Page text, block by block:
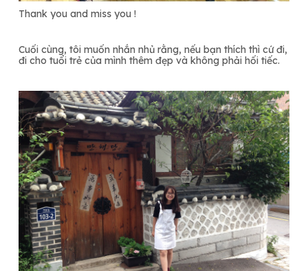
Thank you and miss you !
Cuối cùng, tôi muốn nhắn nhủ rằng, nếu bạn thích thì cứ đi,
đi cho tuổi trẻ của mình thêm đẹp và không phải hối tiếc.